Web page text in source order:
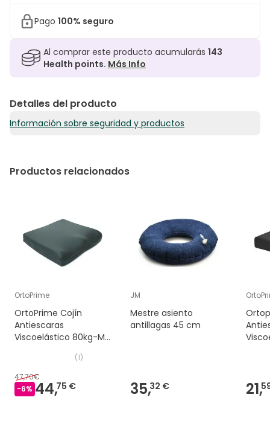
Pago 100% seguro
Al comprar este producto acumularás 143
Health points. Más Info
Detalles del producto
Información sobre seguridad y productos
Productos relacionados
OrtoPrime
OrtoPrime Cojín
Antiescaras
Viscoelástico 80kg-M3
(1)
47,70€
-6% 44,75 €
JM
Mestre asiento
antillagas 45 cm
35,32 € 21,